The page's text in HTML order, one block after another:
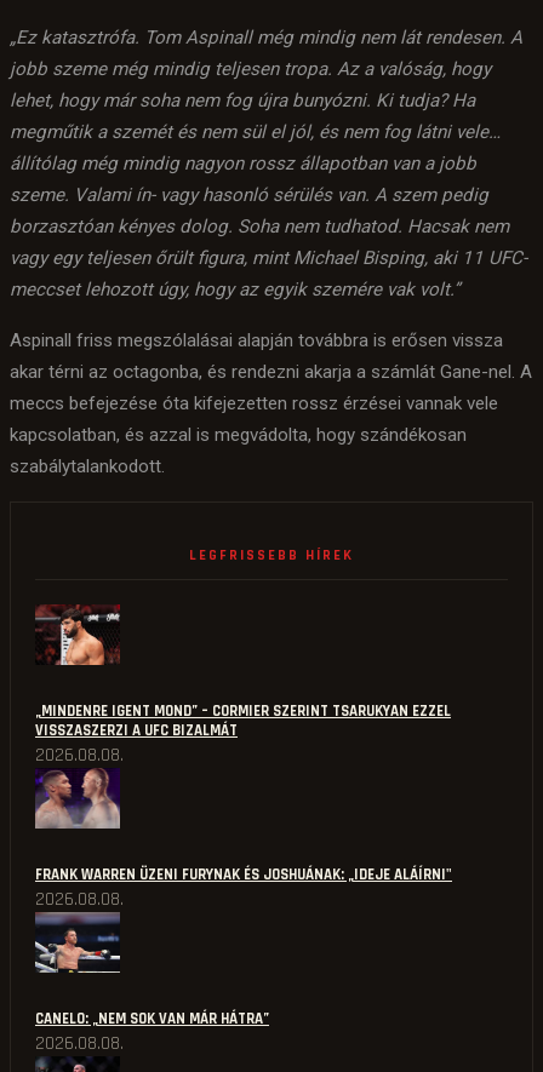
„Ez katasztrófa. Tom Aspinall még mindig nem lát rendesen. A
jobb szeme még mindig teljesen tropa. Az a valóság, hogy
lehet, hogy már soha nem fog újra bunyózni. Ki tudja? Ha
megműtik a szemét és nem sül el jól, és nem fog látni vele…
állítólag még mindig nagyon rossz állapotban van a jobb
szeme. Valami ín- vagy hasonló sérülés van. A szem pedig
borzasztóan kényes dolog. Soha nem tudhatod. Hacsak nem
vagy egy teljesen őrült figura, mint Michael Bisping, aki 11 UFC-
meccset lehozott úgy, hogy az egyik szemére vak volt.”
Aspinall friss megszólalásai alapján továbbra is erősen vissza
akar térni az octagonba, és rendezni akarja a számlát Gane-nel. A
meccs befejezése óta kifejezetten rossz érzései vannak vele
kapcsolatban, és azzal is megvádolta, hogy szándékosan
szabálytalankodott.
LEGFRISSEBB HÍREK
„MINDENRE IGENT MOND” – CORMIER SZERINT TSARUKYAN EZZEL
VISSZASZERZI A UFC BIZALMÁT
2026.08.08.
FRANK WARREN ÜZENI FURYNAK ÉS JOSHUÁNAK: „IDEJE ALÁÍRNI"
2026.08.08.
CANELO: „NEM SOK VAN MÁR HÁTRA”
2026.08.08.